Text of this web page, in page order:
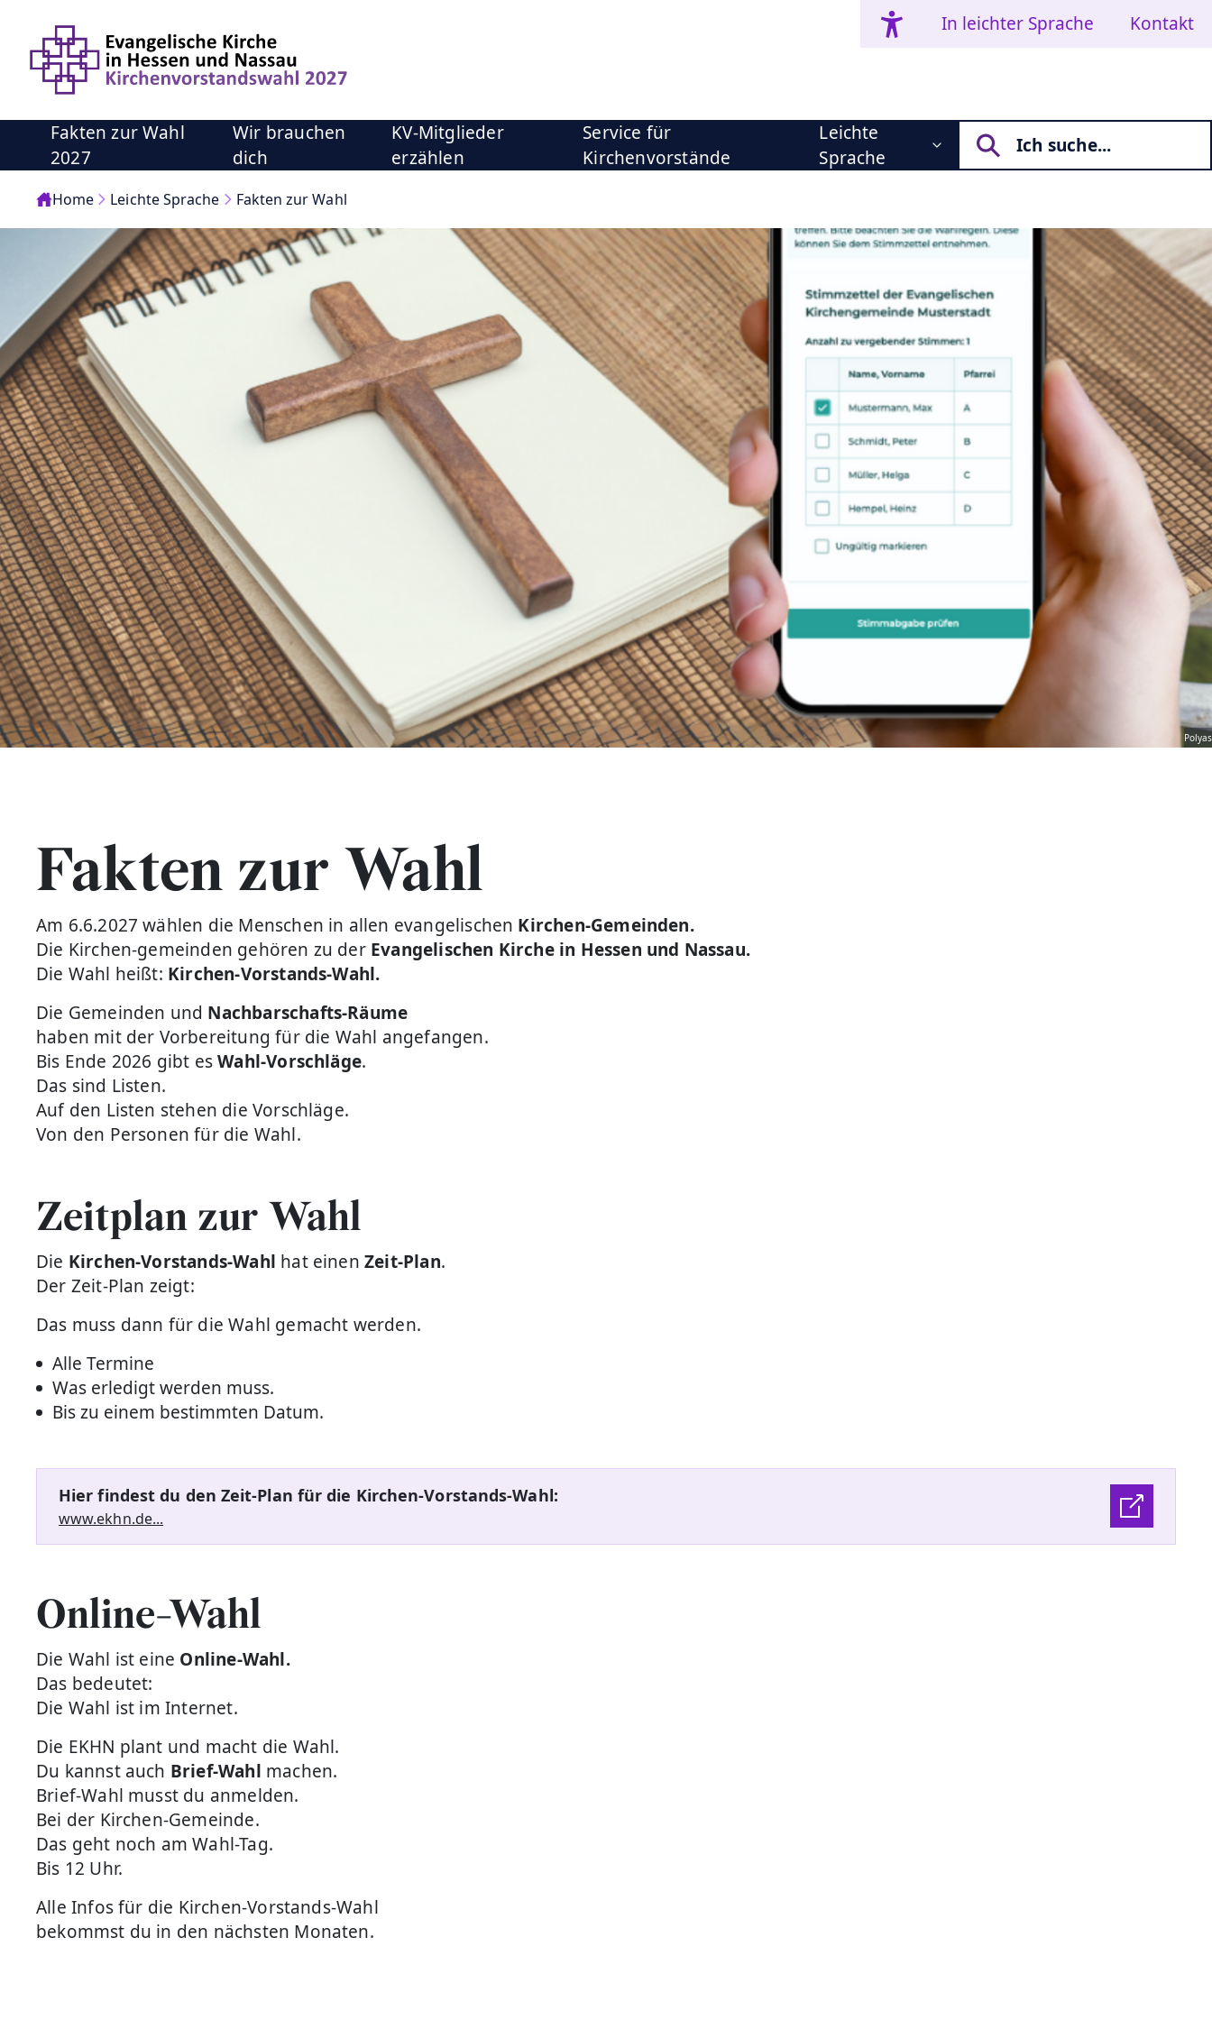
In leichter Sprache Kontakt
Fakten zur Wahl
2027
Wir brauchen
dich
KV-Mitglieder
erzählen
Service für
Kirchenvorstände
Leichte
Sprache
Home Leichte Sprache Fakten zur Wahl
Polyas
Fakten zur Wahl
Am 6.6.2027 wählen die Menschen in allen evangelischen Kirchen-Gemeinden.
Die Kirchen-gemeinden gehören zu der Evangelischen Kirche in Hessen und Nassau.
Die Wahl heißt: Kirchen-Vorstands-Wahl.
Die Gemeinden und Nachbarschafts-Räume
haben mit der Vorbereitung für die Wahl angefangen.
Bis Ende 2026 gibt esWahl-Vorschläge.
Das sind Listen.
Auf den Listen stehen die Vorschläge.
Von den Personen für die Wahl.
Zeitplan zur Wahl
Die Kirchen-Vorstands-Wahl hat einenZeit-Plan.
Der Zeit-Plan zeigt:
Das muss dann für die Wahl gemacht werden.
Alle Termine
Was erledigt werden muss.
Bis zu einem bestimmten Datum.
Hier findest du den Zeit-Plan für die Kirchen-Vorstands-Wahl:
www.ekhn.de...
Online-Wahl
Die Wahl ist eine Online-Wahl.
Das bedeutet:
Die Wahl ist im Internet.
Die EKHN plant und macht die Wahl.
Du kannst auch Brief-Wahl machen.
Brief-Wahl musst du anmelden.
Bei der Kirchen-Gemeinde.
Das geht noch am Wahl-Tag.
Bis 12 Uhr.
Alle Infos für die Kirchen-Vorstands-Wahl
bekommst du in den nächsten Monaten.